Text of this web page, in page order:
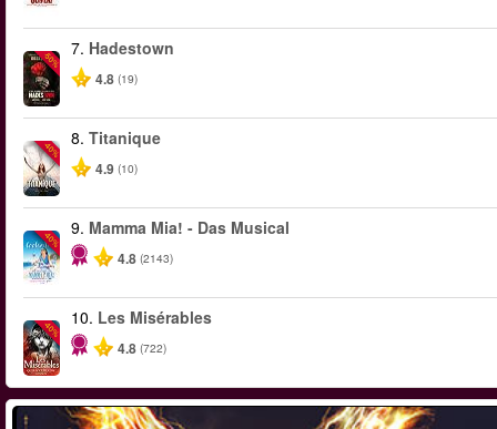
-50%
7. Hadestown
4.8 (19)
-40%
8. Titanique
4.9 (10)
-40%
9. Mamma Mia! - Das Musical
4.8 (2143)
-40%
10. Les Misérables
4.8 (722)